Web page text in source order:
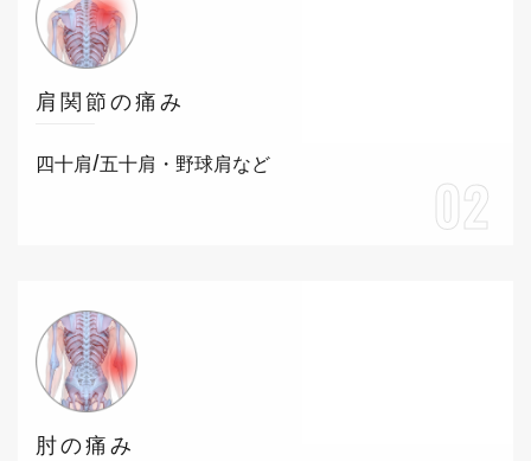
肩関節の痛み
四十肩/五十肩・野球肩など
02
肘の痛み